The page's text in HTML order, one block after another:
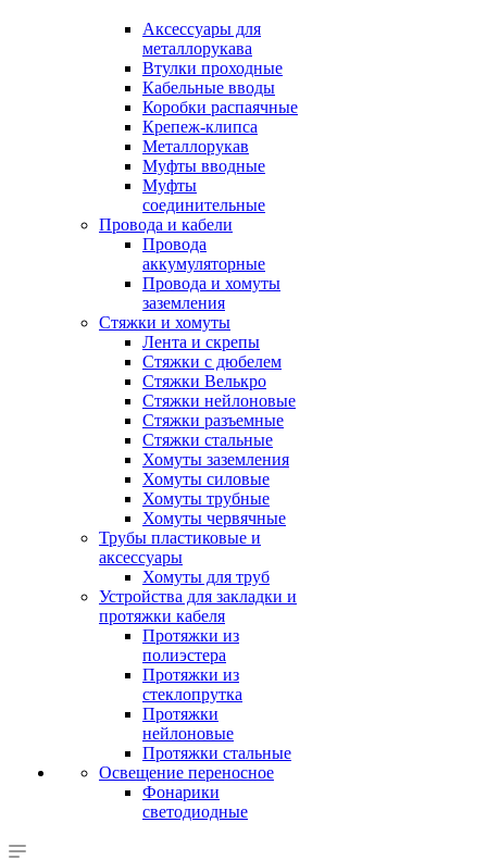
Аксессуары для
металлорукава
Втулки проходные
Кабельные вводы
Коробки распаячные
Крепеж-клипса
Металлорукав
Муфты вводные
Муфты
соединительные
Провода и кабели
Провода
аккумуляторные
Провода и хомуты
заземления
Стяжки и хомуты
Лента и скрепы
Стяжки c дюбелем
Стяжки Велькро
Стяжки нейлоновые
Стяжки разъемные
Стяжки стальные
Хомуты заземления
Хомуты силовые
Хомуты трубные
Хомуты червячные
Трубы пластиковые и
аксессуары
Хомуты для труб
Устройства для закладки и
протяжки кабеля
Протяжки из
полиэстера
Протяжки из
стеклопрутка
Протяжки
нейлоновые
Протяжки стальные
Освещение переносное
Фонарики
светодиодные